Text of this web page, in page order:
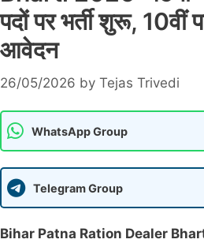
पदों पर भर्ती शुरू, 10वीं
आवेदन
26/05/2026 by Tejas Trivedi
WhatsApp Group
Telegram Group
Bihar Patna Ration Dealer